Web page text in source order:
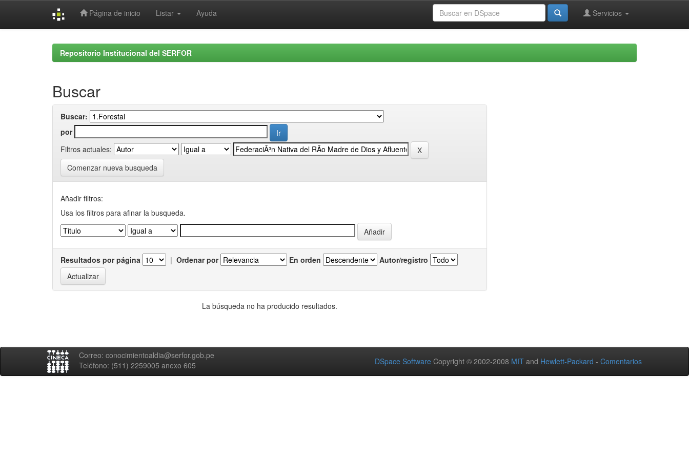
Página de inicio Listar Ayuda Servicios
Repositorio Institucional del SERFOR
Buscar
Buscar:
por
Filtros actuales:
Comenzar nueva busqueda
Añadir filtros:
Usa los filtros para afinar la busqueda.
Resultados por página | Ordenar por En orden Autor/registro
La búsqueda no ha producido resultados.
Correo: conocimientoaldia@serfor.gob.pe
Teléfono: (511) 2259005 anexo 605
DSpace Software Copyright © 2002-2008 MIT and Hewlett-Packard - Comentarios